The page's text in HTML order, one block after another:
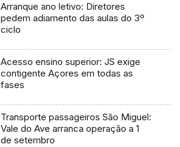
Arranque ano letivo: Diretores
pedem adiamento das aulas do 3º
ciclo
Acesso ensino superior: JS exige
contigente Açores em todas as
fases
Transporte passageiros São Miguel:
Vale do Ave arranca operação a 1
de setembro